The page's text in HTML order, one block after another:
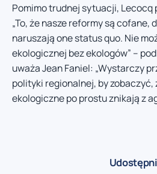
Pomimo trudnej sytuacji, Lecocq
„To, że nasze reformy są cofane,
naruszają one status quo. Nie
ekologicznej bez ekologów” –
uważa Jean Faniel: „Wystarczy
polityki regionalnej, by zobaczyć,
ekologiczne po prostu znikają z